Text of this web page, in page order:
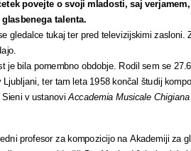
povejte o svoji mladosti, saj
talenta.
vse gledalce tukaj ter pred
je bila pomembno obdobje. Rodil sem se
ter tam leta 1958 končal študij
Sieni v ustanovi Accademia Musicale Chigiana
profesor za kompozicijo na Akademiji za